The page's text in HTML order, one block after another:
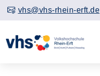
vhs@vhs-rhein-erft.de